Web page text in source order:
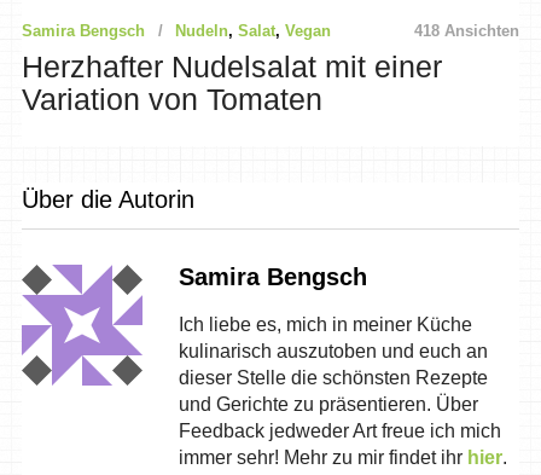
Samira Bengsch Nudeln, Salat, Vegan 418 Ansichten
Herzhafter Nudelsalat mit einer
Variation von Tomaten
Über die Autorin
Samira Bengsch
Ich liebe es, mich in meiner Küche
kulinarisch auszutoben und euch an
dieser Stelle die schönsten Rezepte
und Gerichte zu präsentieren. Über
Feedback jedweder Art freue ich mich
immer sehr! Mehr zu mir findet ihr hier.